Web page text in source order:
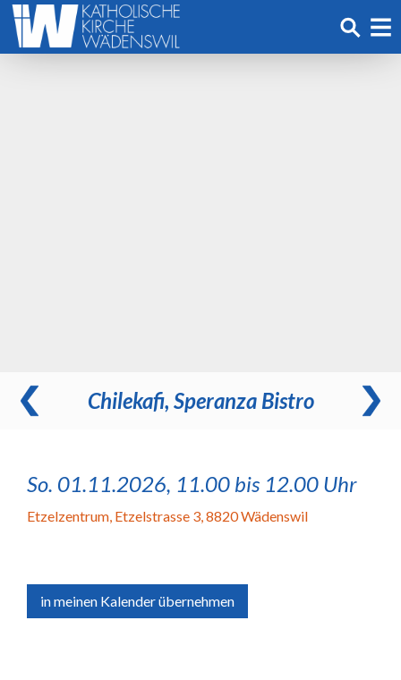
Chilekafi, Speranza Bistro
So. 01.11.2026, 11.00 bis 12.00 Uhr
Etzelzentrum, Etzelstrasse 3, 8820 Wädenswil
in meinen Kalender übernehmen